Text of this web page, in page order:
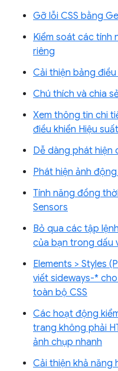
Gỡ lỗi CSS bằng
Kiểm soát các tính
riêng
Cải thiện bảng
Chú thích và chia
Xem thông tin chi
điều khiển Hiệu suất
Dễ dàng phát hiện
Phát hiện ảnh
Tính năng đồng
Sensors
Bỏ qua các tập
của bạn trong dấu
Elements > Styles
viết sideways-*
toàn bộ CSS
Các hoạt động
trang không phải
ảnh chụp nhanh
Cải thiện khả năng